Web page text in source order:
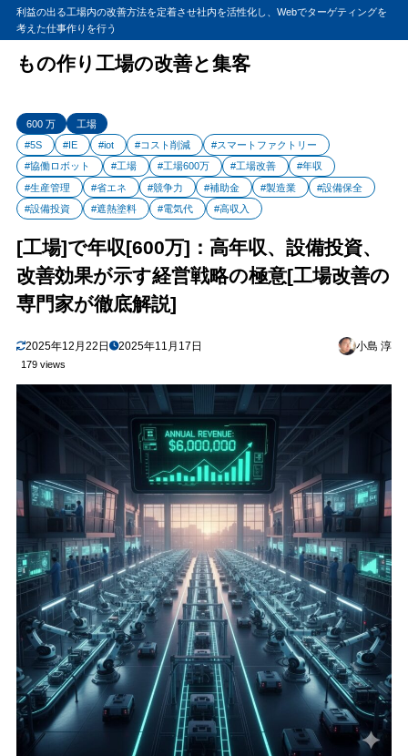
利益の出る工場内の改善方法を定着させ社内を活性化し、Webでターゲティングを
考えた仕事作りを行う
もの作り工場の改善と集客
600 万
工場
#5S
#IE #iot #コスト削減
#スマートファクトリー
#協働ロボット
#工場 #工場600万 #工場改善
#年収
#生産管理
#省エネ #競争力 #補助金 #製造業
#設備保全
#設備投資
#遮熱塗料 #電気代 #高収入
[工場]で年収[600万]：高年収、設備投資、
改善効果が示す経営戦略の極意[工場改善の
専門家が徹底解説]
2025年12月22日 2025年11月17日 小島 淳
179 views